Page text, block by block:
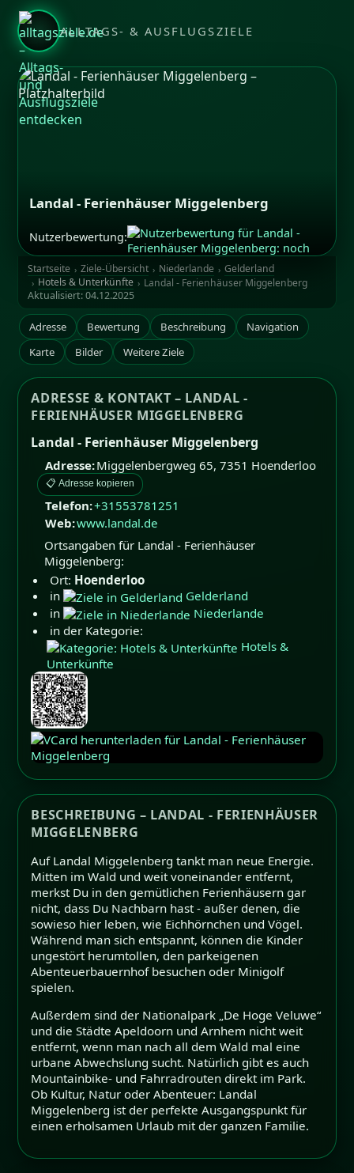
ALLTAGS- & AUSFLUGSZIELE
Landal - Ferienhäuser Miggelenberg
Nutzerbewertung:
Startseite Ziele-Übersicht Niederlande
Gelderland
Hotels & Unterkünfte
Landal - Ferienhäuser Miggelenberg
Aktualisiert:04.12.2025
Adresse Bewertung Beschreibung
Navigation
Karte
Bilder Weitere Ziele
ADRESSE & KONTAKT – LANDAL -
FERIENHÄUSER MIGGELENBERG
Landal - Ferienhäuser Miggelenberg
Adresse:Miggelenbergweg 65,7351 Hoenderloo
📋 Adresse kopieren
Telefon:+31553781251
Web:www.landal.de
Ortsangaben für Landal - Ferienhäuser
Miggelenberg:
Ort: Hoenderloo
in
Gelderland
in
Niederlande
in der Kategorie:
Hotels &
Unterkünfte
BESCHREIBUNG – LANDAL - FERIENHÄUSER
MIGGELENBERG
Auf Landal Miggelenberg tankt man neue Energie.
Mitten im Wald und weit voneinander entfernt,
merkst Du in den gemütlichen Ferienhäusern gar
nicht, dass Du Nachbarn hast - außer denen, die
sowieso hier leben, wie Eichhörnchen und Vögel.
Während man sich entspannt, können die Kinder
ungestört herumtollen, den parkeigenen
Abenteuerbauernhof besuchen oder Minigolf
spielen.
Außerdem sind der Nationalpark „De Hoge Veluwe“
und die Städte Apeldoorn und Arnhem nicht weit
entfernt, wenn man nach all dem Wald mal eine
urbane Abwechslung sucht. Natürlich gibt es auch
Mountainbike- und Fahrradrouten direkt im Park.
Ob Kultur, Natur oder Abenteuer: Landal
Miggelenberg ist der perfekte Ausgangspunkt für
einen erholsamen Urlaub mit der ganzen Familie.